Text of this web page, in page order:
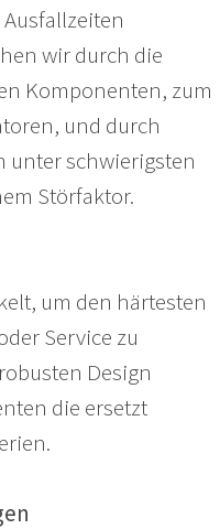
wir durch die
Komponenten, zum
und durch
unter schwierigsten
Störfaktor.
um den härtesten
Service zu
Design
die ersetzt